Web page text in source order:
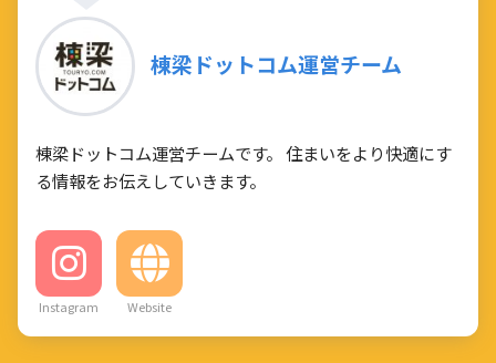
棟梁ドットコム運営チーム
棟梁ドットコム運営チームです。 住まいをより快適にす
る情報をお伝えしていきます。
Instagram Website